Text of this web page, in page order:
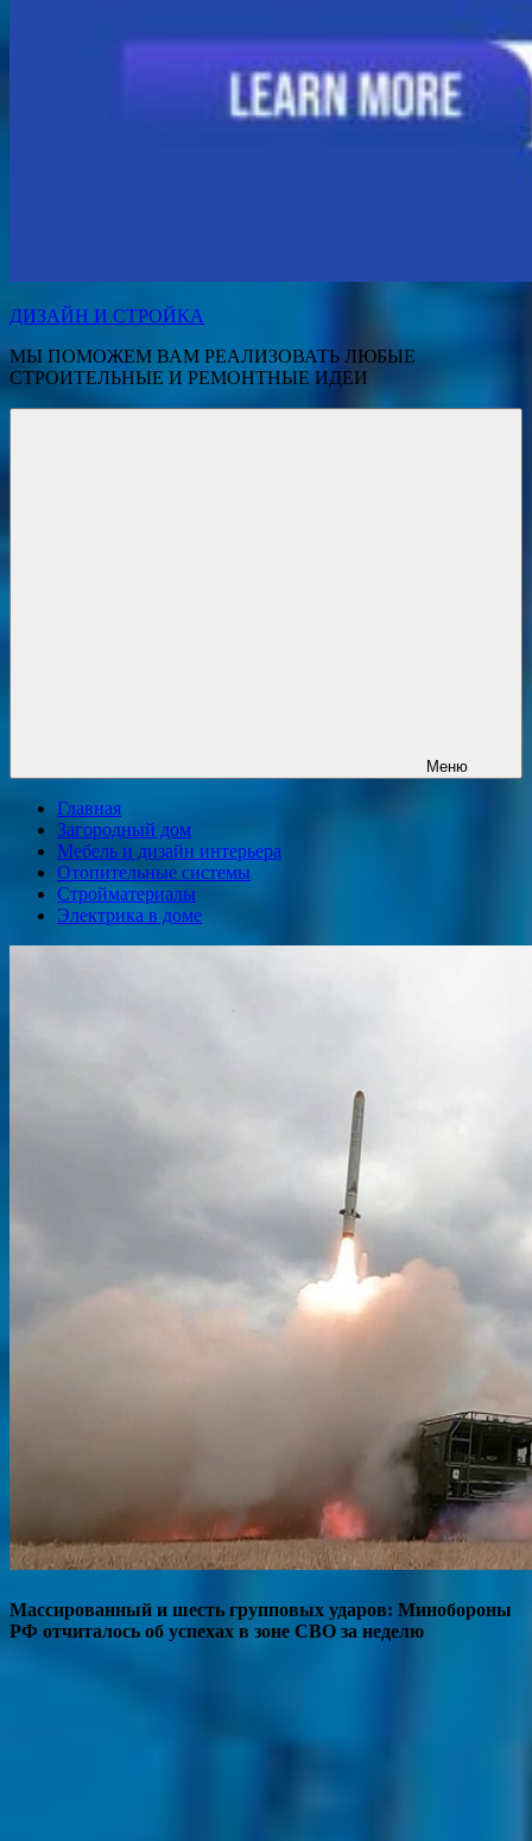
ДИЗАЙН И СТРОЙКА
МЫ ПОМОЖЕМ ВАМ РЕАЛИЗОВАТЬ ЛЮБЫЕ
СТРОИТЕЛЬНЫЕ И РЕМОНТНЫЕ ИДЕИ
Меню
Главная
Загородный дом
Мебель и дизайн интерьера
Отопительные системы
Стройматериалы
Электрика в доме
Массированный и шесть групповых ударов: Минобороны
РФ отчиталось об успехах в зоне СВО за неделю